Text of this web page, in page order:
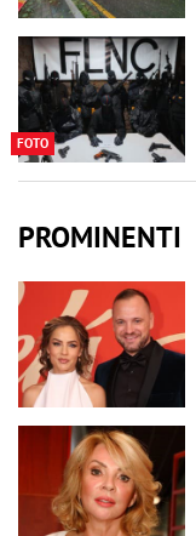
FOTO
PROMINENTI